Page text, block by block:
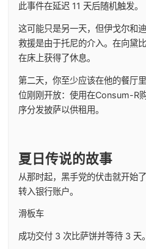
此事件在延迟 11 天后随机触发。
这可能只是另一天，但伊戈尔和
救援是由于托尼的介入。在向黛
在床上获得了休息。
第二天，你至少应该在他的餐厅
位刚刚开放：使用在Consum-R
序分发披萨以供租用。
夏日传说的故事
从那时起，黑手党的伏击就开始
转入银行账户。
滑板车
成功交付 3 次比萨饼并等待 3 天。